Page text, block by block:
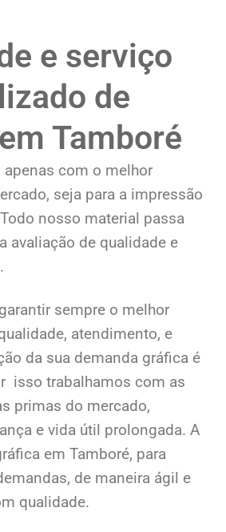
e serviço
de
Tamboré
com o melhor
seja para a impressão
nosso material passa
avaliação de qualidade e
sempre o melhor
atendimento, e
da sua demanda gráfica é
isso trabalhamos com as
primas do mercado,
e vida útil prolongada. A
em Tamboré, para
de maneira ágil e
qualidade.